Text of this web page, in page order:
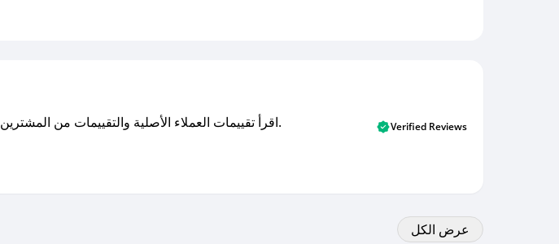
اقرأ تقييمات العملاء الأصلية والتقييمات من المشترين المتحققين. اكتشف ما يعتقده المستخدمون الحقيقيون حول خدمتنا وتعلم من تجاربهم. Verified Reviews
عرض الكل